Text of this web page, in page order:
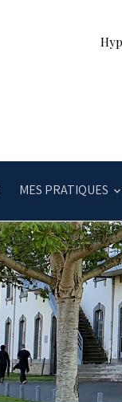
MES PRATIQUES